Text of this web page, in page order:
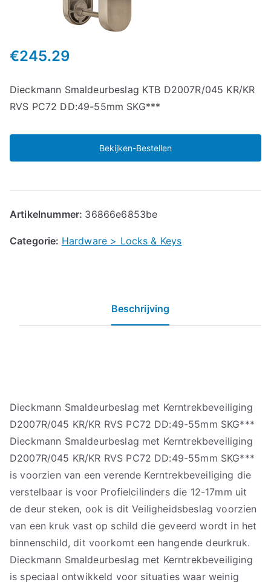
€245.29
Dieckmann Smaldeurbeslag KTB D2007R/045 KR/KR
RVS PC72 DD:49-55mm SKG***
Bekijken-Bestellen
Artikelnummer: 36866e6853be
Categorie: Hardware > Locks & Keys
Beschrijving
Dieckmann Smaldeurbeslag met Kerntrekbeveiliging
D2007R/045 KR/KR RVS PC72 DD:49-55mm SKG***
Dieckmann Smaldeurbeslag met Kerntrekbeveiliging
D2007R/045 KR/KR RVS PC72 DD:49-55mm SKG***
is voorzien van een verende Kerntrekbeveiliging die
verstelbaar is voor Profielcilinders die 12-17mm uit
de deur steken, ook is dit Veiligheidsbeslag voorzien
van een kruk vast op schild die geveerd wordt in het
binnenschild, dit voorkomt een hangende deurkruk.
Dieckmann Smaldeurbeslag met Kerntrekbeveiliging
is speciaal ontwikkeld voor situaties waar weinig